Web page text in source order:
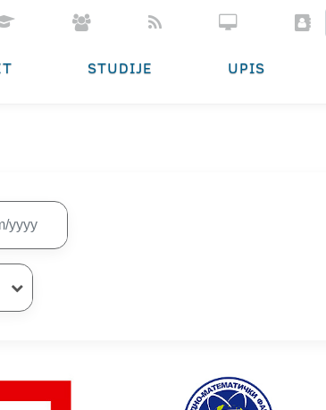
STUDIJE UPIS